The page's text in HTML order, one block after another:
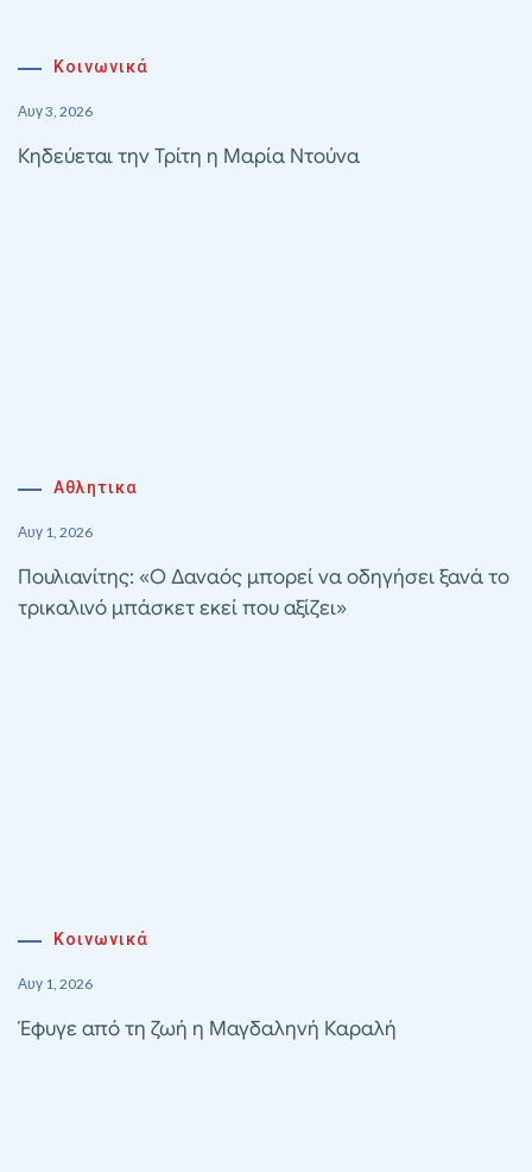
Κοινωνικά
Αυγ 3, 2026
Κηδεύεται την Τρίτη η Μαρία Ντούνα
Αθλητικα
Αυγ 1, 2026
Πουλιανίτης: «Ο Δαναός μπορεί να οδηγήσει ξανά το
τρικαλινό μπάσκετ εκεί που αξίζει»
Κοινωνικά
Αυγ 1, 2026
Έφυγε από τη ζωή η Μαγδαληνή Καραλή